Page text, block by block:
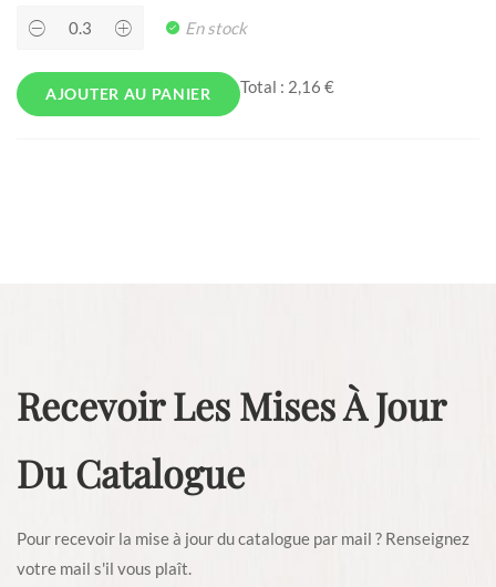
Nectarines
quantity
En stock
AJOUTER AU PANIER Total : 2,16 €
Recevoir Les Mises À Jour
Du Catalogue
Pour recevoir la mise à jour du catalogue par mail ? Renseignez
votre mail s'il vous plaît.